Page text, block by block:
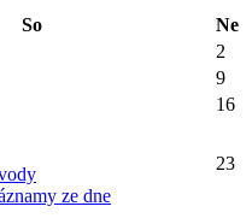
So
Ne
2
9
16
ze dne
23